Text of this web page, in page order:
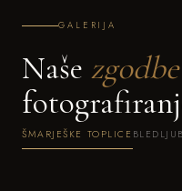
GALERIJA
Naše zgodbe
ŠMARJEŠKE TOPLICE BLED